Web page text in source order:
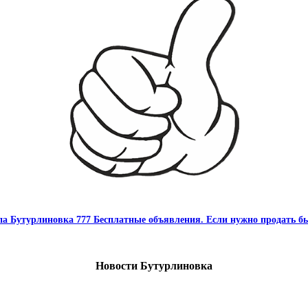
Бутурлиновка 777 Бесплатные объявления. Если нужно продать
Новости Бутурлиновка